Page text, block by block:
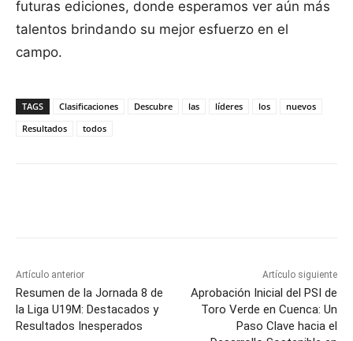
futuras ediciones, donde esperamos ver aún más
talentos brindando su mejor esfuerzo en el
campo.
TAGS Clasificaciones Descubre las líderes los
nuevos
Resultados
todos
Artículo anterior
Resumen de la Jornada 8 de
la Liga U19M: Destacados y
Resultados Inesperados
Artículo siguiente
Aprobación Inicial del PSI de
Toro Verde en Cuenca: Un
Paso Clave hacia el